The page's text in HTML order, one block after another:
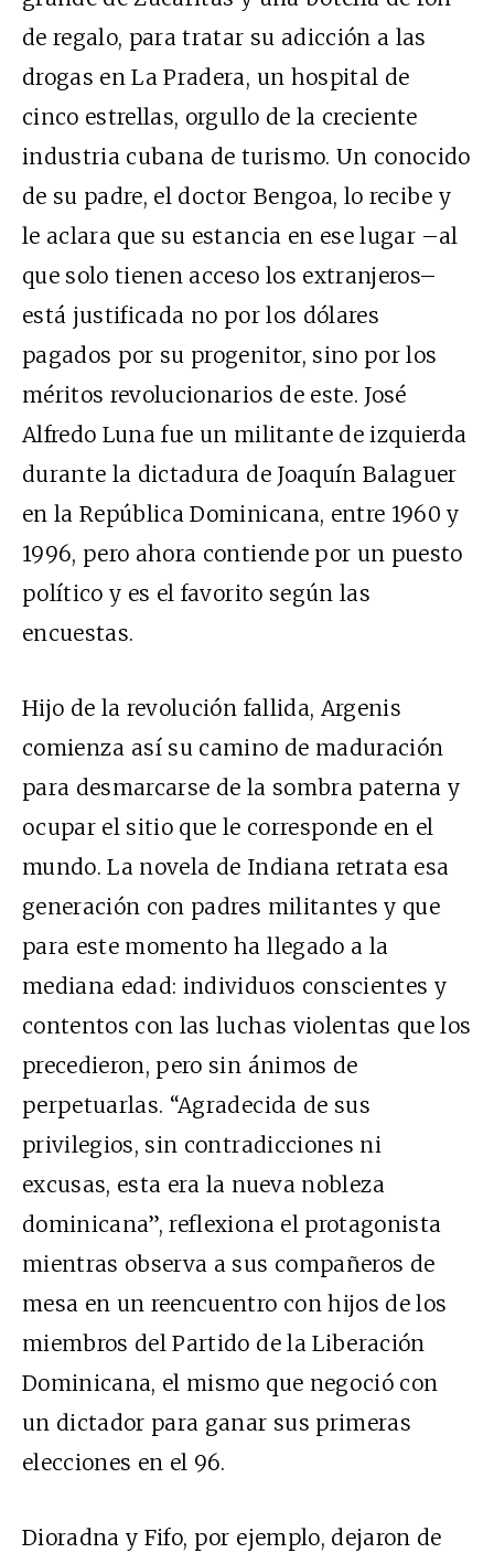
de regalo, para tratar su adicción a las
drogas en La Pradera, un hospital de
cinco estrellas, orgullo de la creciente
industria cubana de turismo. Un conocido
de su padre, el doctor Bengoa, lo recibe y
le aclara que su estancia en ese lugar –al
que solo tienen acceso los extranjeros–
está justificada no por los dólares
pagados por su progenitor, sino por los
méritos revolucionarios de este. José
Alfredo Luna fue un militante de izquierda
durante la dictadura de Joaquín Balaguer
en la República Dominicana, entre 1960 y
1996, pero ahora contiende por un puesto
político y es el favorito según las
encuestas.
Hijo de la revolución fallida, Argenis
comienza así su camino de maduración
para desmarcarse de la sombra paterna y
ocupar el sitio que le corresponde en el
mundo. La novela de Indiana retrata esa
generación con padres militantes y que
para este momento ha llegado a la
mediana edad: individuos conscientes y
contentos con las luchas violentas que los
precedieron, pero sin ánimos de
perpetuarlas. “Agradecida de sus
privilegios, sin contradicciones ni
excusas, esta era la nueva nobleza
dominicana”, reflexiona el protagonista
mientras observa a sus compañeros de
mesa en un reencuentro con hijos de los
miembros del Partido de la Liberación
Dominicana, el mismo que negoció con
un dictador para ganar sus primeras
elecciones en el 96.
Dioradna y Fifo, por ejemplo, dejaron de